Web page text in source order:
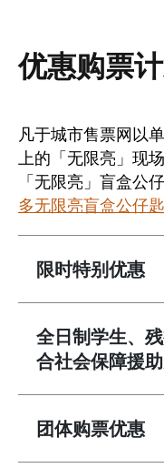
优惠购票
凡于城市售票网以
上的「无限亮」现
「无限亮」盲盒公
多无限亮盲盒公仔
限时特别优惠
全日制学生、
合社会保障援
团体购票优惠